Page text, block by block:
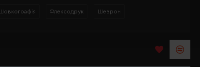
Флексодрук Шеврон